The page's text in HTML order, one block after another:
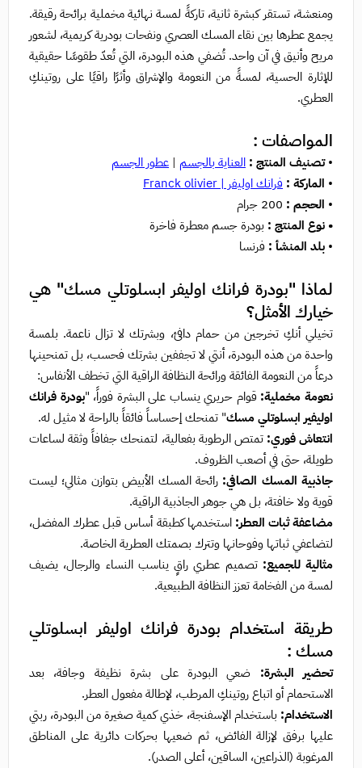
ومنعشة، تستقر كبشرة ثانية، تاركةً لمسة نهائية مخملية برائحة رقيقة.
يجمع عطرها بين نقاء المسك العصري ونفحات بودرية كريمية، لشعور
مريح وأنيق في آن واحد. تُضفي هذه البودرة، التي تُعدّ طقوسًا حقيقية
للإثارة الحسية، لمسةً من النعومة والإشراق وأثرًا راقيًا على روتينكِ
العطري.
المواصفات :
•تصنيف المنتج : العناية بالجسم | عطور الجسم
• الماركة : فرانك اوليفر | Franck olivier
• الحجم : 200 جرام
• نوع المنتج : بودرة جسم معطرة فاخرة
• بلد المنشأ : فرنسا
لماذا "بودرة فرانك اوليفر ابسلوتلي مسك" هي
خيارك الأمثل؟
تخيلي أنكِ تخرجين من حمام دافئ، وبشرتك لا تزال ناعمة. بلمسة
واحدة من هذه البودرة، أنتي لا تجففين بشرتك فحسب، بل تمنحينها
درعاً من النعومة الفائقة ورائحة النظافة الراقية التي تخطف الأنفاس:
نعومة مخملية: قوام حريري ينساب على البشرة فوراً، "بودرة فرانك
اوليفير ابسلوتلي مسك" تمنحك إحساساً فائقاً بالراحة لا مثيل له.
انتعاش فوري: تمتص الرطوبة بفعالية، لتمنحك جفافاً وثقة لساعات
طويلة، حتى في أصعب الظروف.
جاذبية المسك الصافي: رائحة المسك الأبيض بتوازن مثالي؛ ليست
قوية ولا خافتة، بل هي جوهر الجاذبية الراقية.
مضاعفة ثبات العطر: استخدمها كطبقة أساس قبل عطرك المفضل،
لتضاعفي ثباتها وفوحانها وتترك بصمتك العطرية الخاصة.
مثالية للجميع: تصميم عطري راقٍ يناسب النساء والرجال، يضيف
لمسة من الفخامة تعزز النظافة الطبيعية.
طريقة استخدام بودرة فرانك اوليفر ابسلوتلي
مسك :
تحضير البشرة: ضعي البودرة على بشرة نظيفة وجافة، بعد
الاستحمام أو اتباع روتينكِ المرطب، لإطالة مفعول العطر.
الاستخدام: باستخدام الإسفنجة، خذي كمية صغيرة من البودرة، ربتي
عليها برفق لإزالة الفائض، ثم ضعيها بحركات دائرية على المناطق
المرغوبة (الذراعين، الساقين، أعلى الصدر).